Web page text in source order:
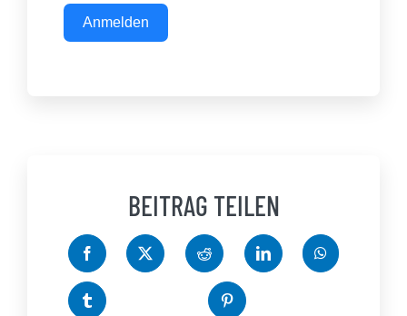
Anmelden
BEITRAG TEILEN